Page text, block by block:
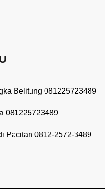
Belitung 081225723489
081225723489
Pacitan 0812-2572-3489